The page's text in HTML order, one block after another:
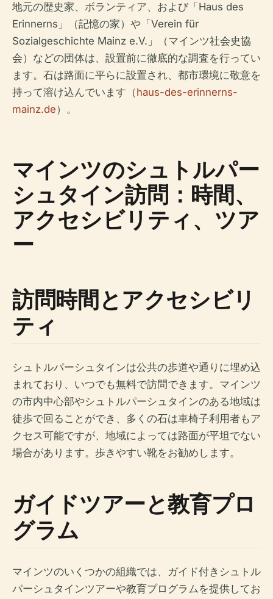
地元の歴史家、ボランティア、および「Haus des
Erinnerns」（記憶の家）や「Verein für
Sozialgeschichte Mainz e.V.」（マインツ社会史協
会）などの団体は、設置前に徹底的な調査を行ってい
ます。石は路面に平らに設置され、都市環境に敬意を
持って溶け込んでいます（haus-des-erinnerns-
mainz.de）。
マインツのシュトルパー
シュタイン訪問：時間、
アクセシビリティ、ツア
ー
訪問時間とアクセシビリ
ティ
シュトルパーシュタインは公共の歩道や通りに埋め込
まれており、いつでも無料で訪問できます。マインツ
の市内中心部やシュトルパーシュタインのある地域は
徒歩で回ることができ、多くの石は車椅子利用者もア
クセス可能ですが、地域によっては路面が平坦でない
場合があります。歩きやすい靴をお勧めします。
ガイドツアーと教育プロ
グラム
マインツのいくつかの組織では、ガイド付きシュトル
パーシュタインツアーや教育プログラムを提供してお